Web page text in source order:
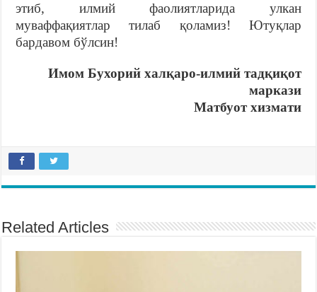
этиб, илмий фаолиятларида улкан
муваффақиятлар тилаб қоламиз! Ютуқлар
бардавом бўлсин!
Имом Бухорий халқаро-илмий тадқиқот
маркази
Матбуот хизмати
Related Articles